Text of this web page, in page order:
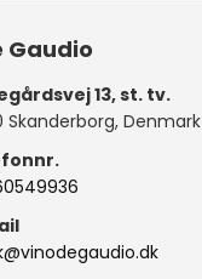
Gaudio
13, st. tv.
Skanderborg, Denmark